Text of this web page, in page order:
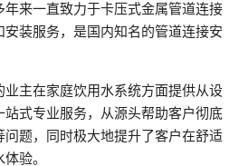
来一直致力于卡压式金属管道连接
装服务，是国内知名的管道连接安
主在家庭饮用水系统方面提供从设
式专业服务，从源头帮助客户彻底
题，同时极大地提升了客户在舒适
验。